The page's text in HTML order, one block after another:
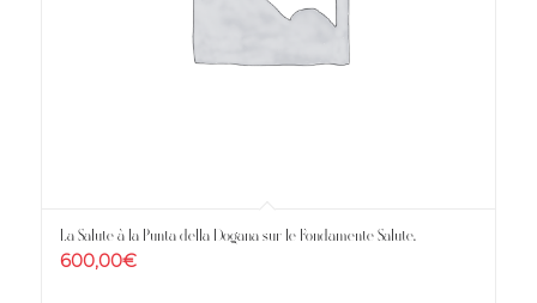
La Salute à la Punta della Dogana sur le Fondamente Salute.
600,00€